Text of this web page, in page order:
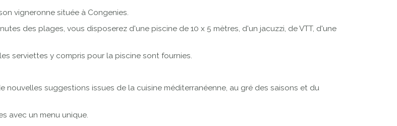
vigneronne située à Congenies.
des plages, vous disposerez d'une piscine de 10 x 5 mètres, d'un jacuzzi, de VTT, d'une
serviettes y compris pour la piscine sont fournies.
suggestions issues de la cuisine méditerranéenne, au gré des saisons et du
avec un menu unique.